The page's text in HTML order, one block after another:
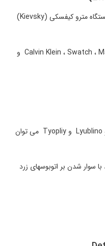
این مرکز خرید در سال 2006 در نزدیکی ایستگاه مترو کیفسکی (Kievsky)
بین المللی مانندCalvin Klein ، Swatch ، Marks& Spender ، Levi’s و
از ایستگاههای متروی Rechnoi Vokzal و Lyublino و Tyopliy می توان
سوار شدن بر اتوبوسهای زرد